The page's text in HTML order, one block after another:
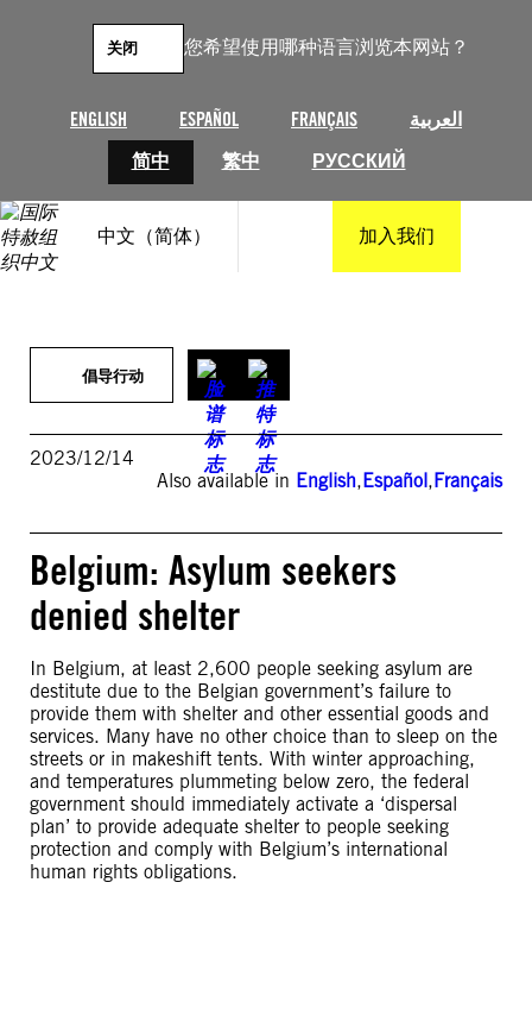
您希望使用哪种语言浏览本网站？
ENGLISH ESPAÑOL FRANÇAIS
العربية
简中
繁中 РУССКИЙ
关闭
中文（简体） 加入我们
倡导行动
2023/12/14
Also available in English,Español,Français
Belgium: Asylum seekers
denied shelter
In Belgium, at least 2,600 people seeking asylum are
destitute due to the Belgian government’s failure to
provide them with shelter and other essential goods and
services. Many have no other choice than to sleep on the
streets or in makeshift tents. With winter approaching,
and temperatures plummeting below zero, the federal
government should immediately activate a ‘dispersal
plan’ to provide adequate shelter to people seeking
protection and comply with Belgium’s international
human rights obligations.